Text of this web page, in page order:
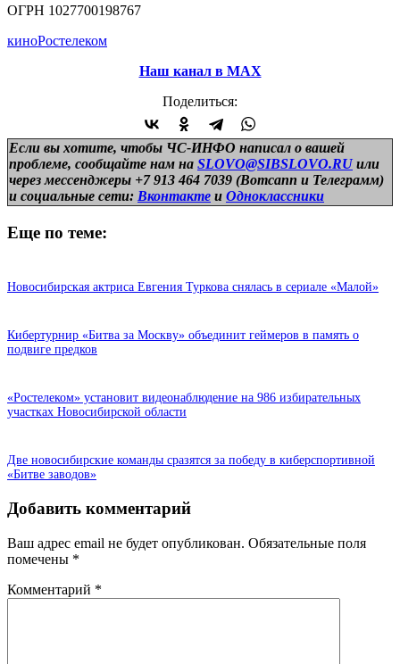
ОГРН 1027700198767
киноРостелеком
Наш канал в МАХ
Поделиться:
Если вы хотите, чтобы ЧС-ИНФО написал о вашей
проблеме, сообщайте нам на SLOVO@SIBSLOVO.RU или
через мессенджеры +7 913 464 7039 (Вотсапп и Телеграмм)
и социальные сети: Вконтакте и Одноклассники
Еще по теме:
Новосибирская актриса Евгения Туркова снялась в сериале «Малой»
Кибертурнир «Битва за Москву» объединит геймеров в память о
подвиге предков
«Ростелеком» установит видеонаблюдение на 986 избирательных
участках Новосибирской области
Две новосибирские команды сразятся за победу в киберспортивной
«Битве заводов»
Добавить комментарий
Ваш адрес email не будет опубликован. Обязательные поля
помечены *
Комментарий *